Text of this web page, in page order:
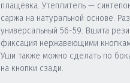
плащёвка. Утеплитель —
саржа на натуральной основе.
универсальный 56-59. Вшита
фиксация нержавеющими
Уши также можно сделать по
на кнопки сзади.